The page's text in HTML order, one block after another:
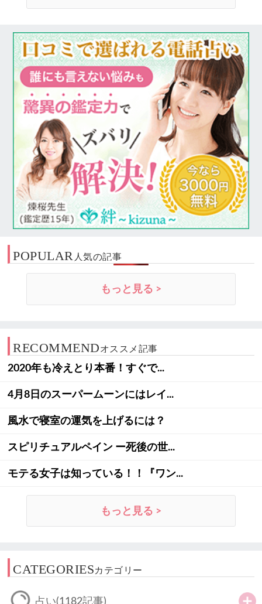
POPULAR 人気の記事
もっと見る >
RECOMMENDオススメ記事
2020年も冷えとり本番！すぐで...
4月8日のスーパームーンにはレイ...
風水で寝室の運気を上げるには？
スピリチュアルペイン ー死後の世...
モテる女子は知っている！！『ワン...
もっと見る >
CATEGORIESカテゴリー
占い(1182記事)